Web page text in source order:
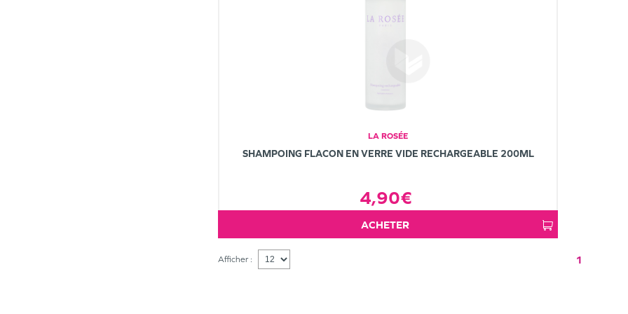
LA ROSÉE
SHAMPOING FLACON EN VERRE VIDE RECHARGEABLE 200ML
4,90€
ACHETER
Afficher : 1